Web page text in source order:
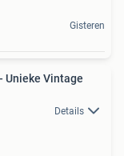
Gisteren
Unieke Vintage
Details